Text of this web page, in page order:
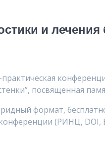
и
практическая
посвященная
формат,
(РИНЦ, DOI,